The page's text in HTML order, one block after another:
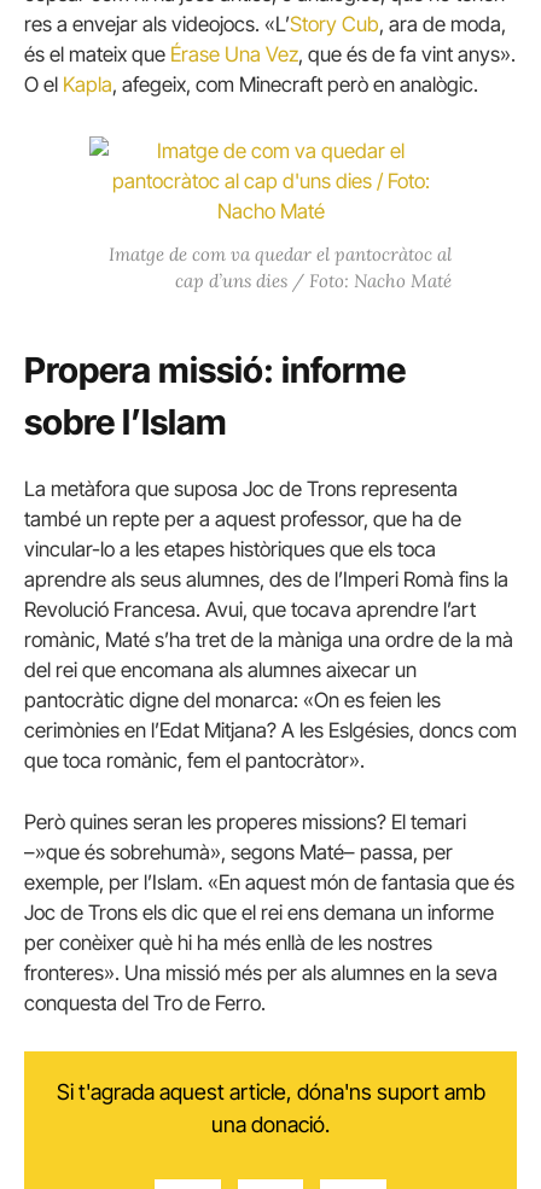
res a envejar als videojocs. «L’Story Cub, ara de moda,
és el mateix que Érase Una Vez, que és de fa vint anys».
O el Kapla, afegeix, com Minecraft però en analògic.
Imatge de com va quedar el pantocràtoc al
cap d’uns dies / Foto: Nacho Maté
Propera missió: informe
sobre l’Islam
La metàfora que suposa Joc de Trons representa
també un repte per a aquest professor, que ha de
vincular-lo a les etapes històriques que els toca
aprendre als seus alumnes, des de l’Imperi Romà fins la
Revolució Francesa. Avui, que tocava aprendre l’art
romànic, Maté s’ha tret de la màniga una ordre de la mà
del rei que encomana als alumnes aixecar un
pantocràtic digne del monarca: «On es feien les
cerimònies en l’Edat Mitjana? A les Eslgésies, doncs com
que toca romànic, fem el pantocràtor».
Però quines seran les properes missions? El temari
–»que és sobrehumà», segons Maté– passa, per
exemple, per l’Islam. «En aquest món de fantasia que és
Joc de Trons els dic que el rei ens demana un informe
per conèixer què hi ha més enllà de les nostres
fronteres». Una missió més per als alumnes en la seva
conquesta del Tro de Ferro.
Si t'agrada aquest article, dóna'ns suport amb
una donació.